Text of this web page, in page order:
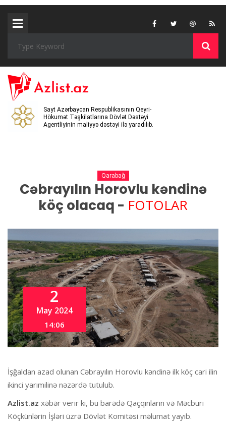
Sayt Azərbaycan Respublikasının Qeyri-
Hökumət Təşkilatlarına Dövlət Dəstəyi
Agentliyinin maliyyə dəstəyi ilə yaradılıb.
Qarabağ
Cəbrayılın Horovlu kəndinə
köç olacaq - FOTOLAR
2
May 2024
14:06
İşğaldan azad olunan Cəbrayılın Horovlu kəndinə ilk köç cari ilin
ikinci yarımilinə nəzərdə tutulub.
Azlist.az xəbər verir ki, bu barədə Qaçqınların və Məcburi
Köçkünlərin İşləri üzrə Dövlət Komitəsi məlumat yayıb.